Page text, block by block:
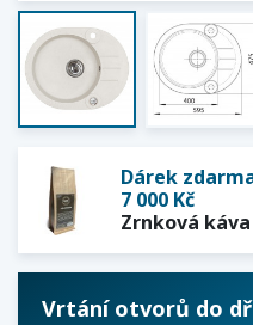
Dárek
7 000 Kč
Zrnková káva
Vrtání otvorů do